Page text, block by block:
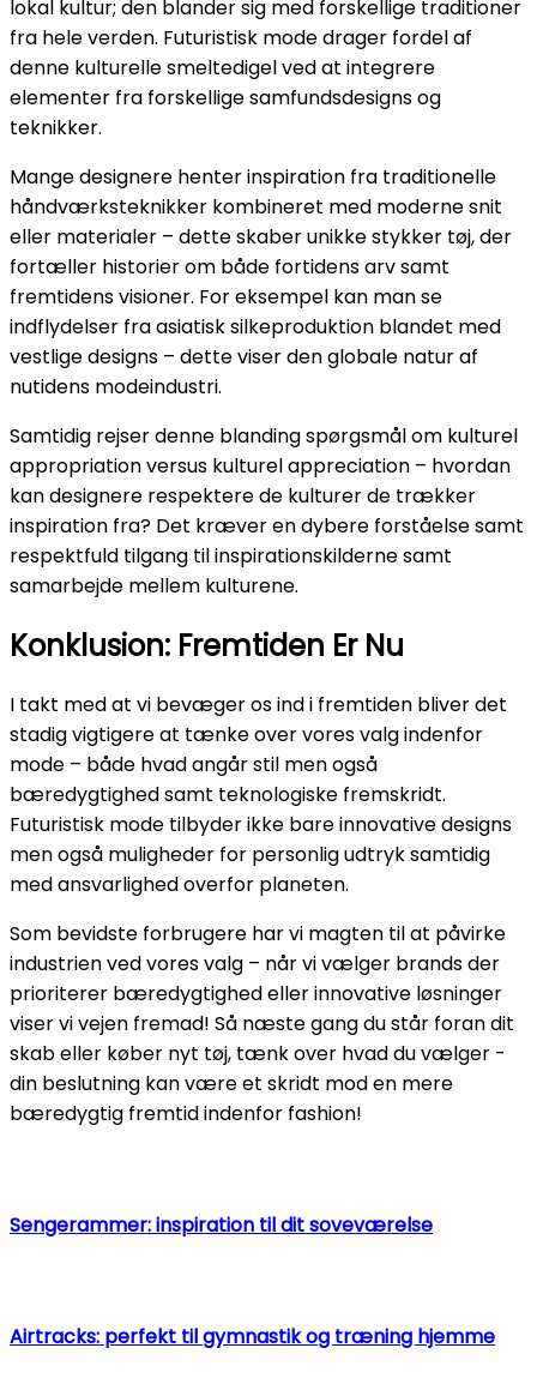
lokal kultur; den blander sig med forskellige traditioner
fra hele verden. Futuristisk mode drager fordel af
denne kulturelle smeltedigel ved at integrere
elementer fra forskellige samfundsdesigns og
teknikker.
Mange designere henter inspiration fra traditionelle
håndværksteknikker kombineret med moderne snit
eller materialer – dette skaber unikke stykker tøj, der
fortæller historier om både fortidens arv samt
fremtidens visioner. For eksempel kan man se
indflydelser fra asiatisk silkeproduktion blandet med
vestlige designs – dette viser den globale natur af
nutidens modeindustri.
Samtidig rejser denne blanding spørgsmål om kulturel
appropriation versus kulturel appreciation – hvordan
kan designere respektere de kulturer de trækker
inspiration fra? Det kræver en dybere forståelse samt
respektfuld tilgang til inspirationskilderne samt
samarbejde mellem kulturene.
Konklusion: Fremtiden Er Nu
I takt med at vi bevæger os ind i fremtiden bliver det
stadig vigtigere at tænke over vores valg indenfor
mode – både hvad angår stil men også
bæredygtighed samt teknologiske fremskridt.
Futuristisk mode tilbyder ikke bare innovative designs
men også muligheder for personlig udtryk samtidig
med ansvarlighed overfor planeten.
Som bevidste forbrugere har vi magten til at påvirke
industrien ved vores valg – når vi vælger brands der
prioriterer bæredygtighed eller innovative løsninger
viser vi vejen fremad! Så næste gang du står foran dit
skab eller køber nyt tøj, tænk over hvad du vælger -
din beslutning kan være et skridt mod en mere
bæredygtig fremtid indenfor fashion!
Sengerammer: inspiration til dit soveværelse
Airtracks: perfekt til gymnastik og træning hjemme